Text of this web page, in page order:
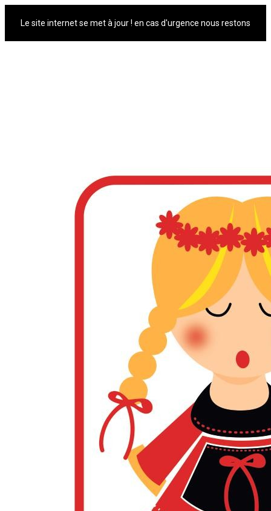
Le site internet se met à jour ! en cas d'urgence nous restons